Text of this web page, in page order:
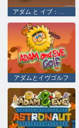
アダム と イブ：ゾンビ
アダムとイヴゴルフ